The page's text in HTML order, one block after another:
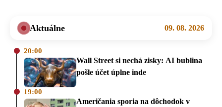
Aktuálne 09. 08. 2026
20:00
Wall Street si nechá zisky: AI bublina
pošle účet úplne inde
19:00
Američania sporia na dôchodok v